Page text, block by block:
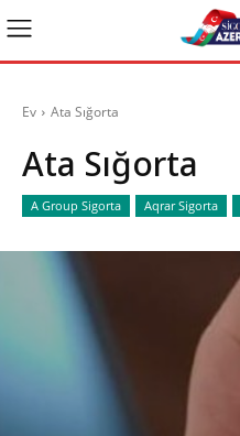
Ev Ata Sığorta
Ata Sığorta
A Group Sigorta Aqrar Sigorta